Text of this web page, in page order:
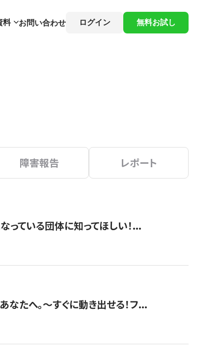
料 お問い合わせ ログイン 無料お試し
障害報告 レポート
っている団体に知ってほしい！...
なたへ。〜すぐに動き出せる！フ...